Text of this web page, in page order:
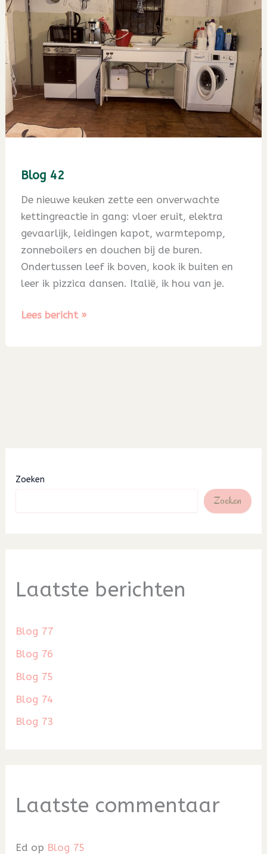
Zoeken
Zoeken
Laatste berichten
Blog 77
Blog 76
Blog 75
Blog 74
Blog 73
Laatste commentaar
Ed op Blog 75
Blog 42
De nieuwe keuken zette een onverwachte
kettingreactie in gang: vloer eruit, elektra
gevaarlijk, leidingen kapot, warmtepomp,
zonneboilers en douchen bij de buren.
Ondertussen leef ik boven, kook ik buiten en
leer ik pizzica dansen. Italië, ik hou van je.
Blog
Lees bericht »